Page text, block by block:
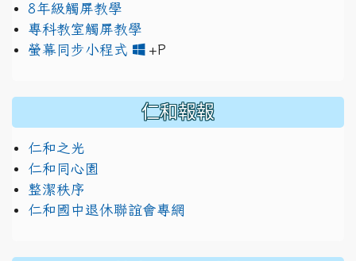
8年級觸屏教學
專科教室觸屏教學
螢幕同步小程式
+P
仁和報報
仁和之光
仁和同心園
整潔秩序
仁和國中退休聯誼會專網